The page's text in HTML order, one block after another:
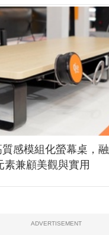
感模組化螢幕桌，融
素兼顧美觀與實用
ADVERTISEMENT